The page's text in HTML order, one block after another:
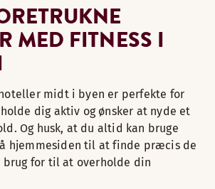
MED FITNESS I
midt i byen er perfekte for
dig aktiv og ønsker at nyde et
Og husk, at du altid kan bruge
hjemmesiden til at finde præcis de
for til at overholde din